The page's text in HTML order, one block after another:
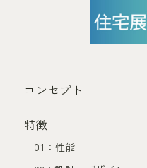
コンセプト
特徴
01：性能